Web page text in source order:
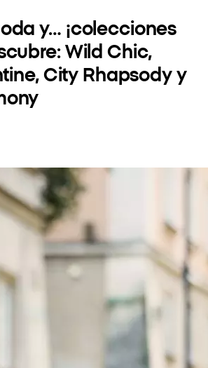
y… ¡colecciones
Wild Chic,
City Rhapsody y